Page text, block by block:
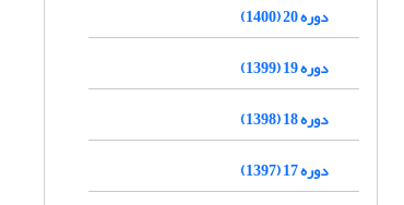
دوره 20 (1400)
دوره 19 (1399)
دوره 18 (1398)
دوره 17 (1397)